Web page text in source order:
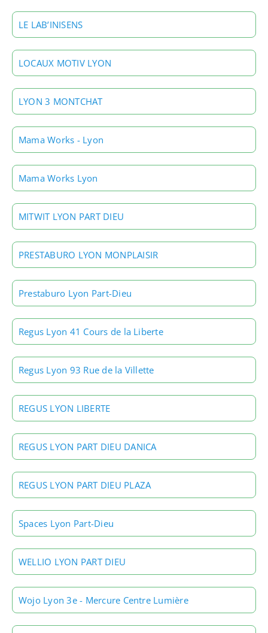
LE LAB’INISENS
LOCAUX MOTIV LYON
LYON 3 MONTCHAT
Mama Works - Lyon
Mama Works Lyon
MITWIT LYON PART DIEU
PRESTABURO LYON MONPLAISIR
Prestaburo Lyon Part-Dieu
Regus Lyon 41 Cours de la Liberte
Regus Lyon 93 Rue de la Villette
REGUS LYON LIBERTE
REGUS LYON PART DIEU DANICA
REGUS LYON PART DIEU PLAZA
Spaces Lyon Part-Dieu
WELLIO LYON PART DIEU
Wojo Lyon 3e - Mercure Centre Lumière